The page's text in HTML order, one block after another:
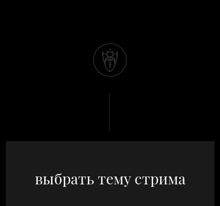
выбрать тему стрима